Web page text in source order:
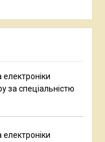
електроніки
за спеціальністю
електроніки